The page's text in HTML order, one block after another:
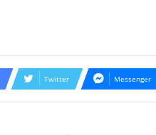
Twitter Messenger